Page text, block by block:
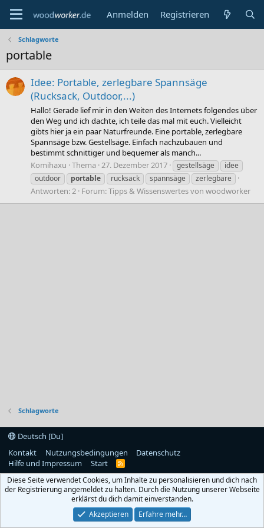
Anmelden Registrieren
Schlagworte
portable
Idee: Portable, zerlegbare Spannsäge
(Rucksack, Outdoor,...)
Hallo! Gerade lief mir in den Weiten des Internets folgendes über
den Weg und ich dachte, ich teile das mal mit euch. Vielleicht
gibts hier ja ein paar Naturfreunde. Eine portable, zerlegbare
Spannsäge bzw. Gestellsäge. Einfach nachzubauen und
bestimmt schnittiger und bequemer als manch...
Komihaxu Thema 27. Dezember 2017 gestellsäge
idee
outdoor
portable rucksack spannsäge zerlegbare
Antworten: 2 Forum:Tipps & Wissenswertes von woodworker
Schlagworte
Deutsch [Du]
Kontakt
Nutzungsbedingungen
Datenschutz
Hilfe und Impressum
Start
R
S
Diese Seite verwendet Cookies, um Inhalte zu personalisieren und dich nach
der Registrierung angemeldet zu halten. Durch die Nutzung unserer Webseite
erklärst du dich damit einverstanden.
Akzeptieren
Erfahre mehr…